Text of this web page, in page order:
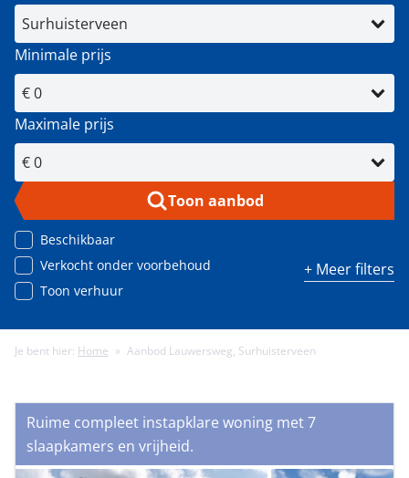
Minimale prijs
Maximale prijs
Toon aanbod
Beschikbaar
Verkocht onder voorbehoud
Toon verhuur
+ Meer filters
Minimale energielabel
Minimale gebruiksoppervlakte (m²)
Je bent hier: Home » Aanbod Lauwersweg, Surhuisterveen
Ruime compleet instapklare woning met 7
slaapkamers en vrijheid.